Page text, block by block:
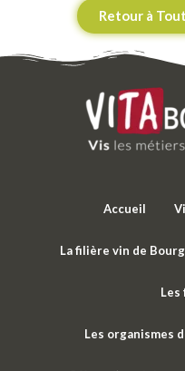
Retour à
Accueil
La filière vin de
Les
Les organismes